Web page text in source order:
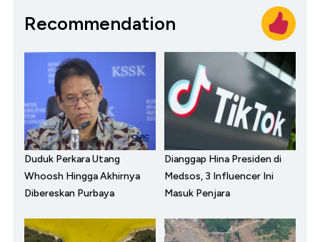
Recommendation
Duduk Perkara Utang
Whoosh Hingga Akhirnya
Dibereskan Purbaya
Dianggap Hina Presiden di
Medsos, 3 Influencer Ini
Masuk Penjara